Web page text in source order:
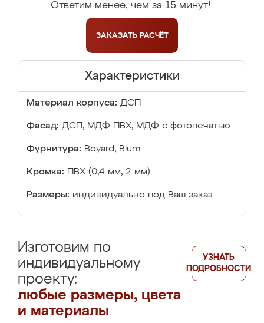
Ответим менее, чем за 15 минут!
ЗАКАЗАТЬ РАСЧЁТ
Характеристики
Материал корпуса: ДСП
Фасад: ДСП, МДФ ПВХ, МДФ с фотопечатью
Фурнитура: Boyard, Blum
Кромка: ПВХ (0,4 мм, 2 мм)
Размеры: индивидуально под Ваш заказ
Изготовим по
индивидуальному
проекту:
любые размеры, цвета
и материалы
УЗНАТЬ
ПОДРОБНОСТИ